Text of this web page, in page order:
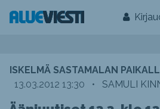
ISKELMÄ SASTAMALAN
13.03.2012 13:30
• SAMULI